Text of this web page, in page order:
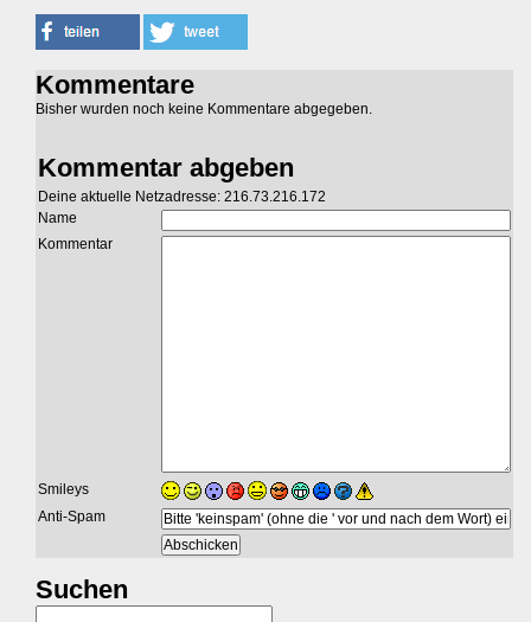
Kommentare
Bisher wurden noch keine Kommentare abgegeben.
Kommentar abgeben
Deine aktuelle Netzadresse: 216.73.216.172
Name
Kommentar
Smileys
Anti-Spam
Suchen